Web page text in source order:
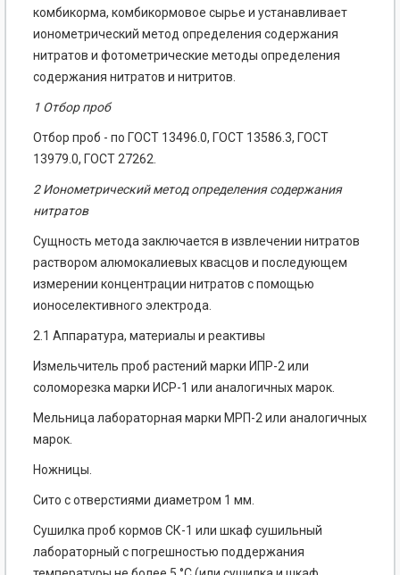
комбикорма, комбикормовое сырье и устанавливает
ионометрический метод определения содержания
нитратов и фотометрические методы определения
содержания нитратов и нитритов.
1 Отбор проб
Отбор проб - по ГОСТ 13496.0, ГОСТ 13586.3, ГОСТ
13979.0, ГОСТ 27262.
2 Ионометрический метод определения содержания
нитратов
Сущность метода заключается в извлечении нитратов
раствором алюмокалиевых квасцов и последующем
измерении концентрации нитратов с помощью
ионоселективного электрода.
2.1 Аппаратура, материалы и реактивы
Измельчитель проб растений марки ИПР-2 или
соломорезка марки ИСР-1 или аналогичных марок.
Мельница лабораторная марки МРП-2 или аналогичных
марок.
Ножницы.
Сито с отверстиями диаметром 1 мм.
Сушилка проб кормов СК-1 или шкаф сушильный
лабораторный с погрешностью поддержания